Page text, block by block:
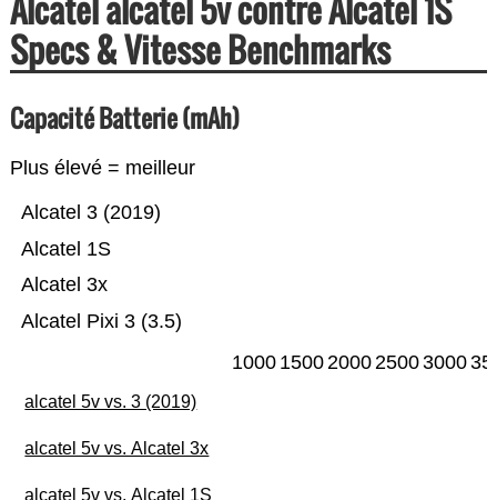
Specs & Vitesse Benchmarks
Capacité Batterie (mAh)
Plus élevé = meilleur
Alcatel Pixi 3 (3.5)
Alcatel 3x
Alcatel 1S
Alcatel 3 (2019)
1000 1500200025003000
alcatel 5v vs. 3 (2019)
alcatel 5v vs. Alcatel 3x
alcatel 5v vs. Alcatel 1S